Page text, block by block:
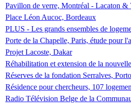
Pavillon de verre, Montréal - Lacaton &
Place Léon Aucoc, Bordeaux
PLUS - Les grands ensembles de
Porte de la Chapelle, Paris, étude pour
Projet Lacoste, Dakar
Réhabilitation et extension de la
Réserves de la fondation Serralves, Porto
Résidence pour chercheurs, 107
Radio Télévision Belge de la